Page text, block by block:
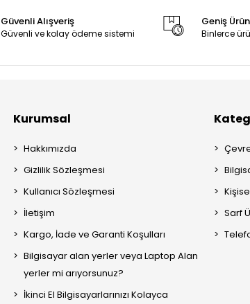
Güvenli Alışveriş
Güvenli ve kolay ödeme sistemi
Geniş
Binlerce
Kurumsal
Hakkımızda
Gizlilik Sözleşmesi
Kullanıcı Sözleşmesi
İletişim
Kargo, İade ve Garanti Koşulları
Bilgisayar alan yerler veya Laptop Alan
yerler mi arıyorsunuz?
İkinci El Bilgisayarlarınızı Kolayca
Sarf